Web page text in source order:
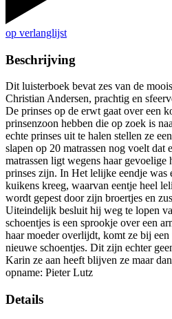
op verlanglijst
Beschrijving
Dit luisterboek bevat zes van de
Christian Andersen, prachtig en
De prinses op de erwt gaat over een
prinsenzoon hebben die op zoek is
echte prinses uit te halen stellen ze
slapen op 20 matrassen nog voelt dat
matrassen ligt wegens haar gevoelige
prinses zijn. In Het lelijke eendje was
kuikens kreeg, waarvan eentje heel
wordt gepest door zijn broertjes en
Uiteindelijk besluit hij weg te lopen
schoentjes is een sprookje over een
haar moeder overlijdt, komt ze bij
nieuwe schoentjes. Dit zijn echter
Karin ze aan heeft blijven ze maar
opname: Pieter Lutz
Details